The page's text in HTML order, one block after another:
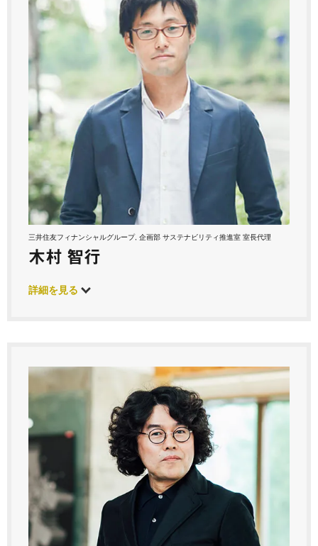
三井住友フィナンシャルグループ, 企画部 サステナビリティ推進室 室長代理
木村 智行
詳細を見る